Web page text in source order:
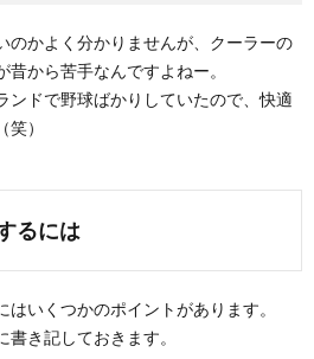
のかよく分かりませんが、クーラーの
から苦手なんですよねー。
ンドで野球ばかりしていたので、快適
）
るには
いくつかのポイントがあります。
き記しておきます。